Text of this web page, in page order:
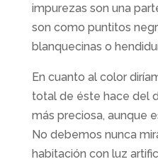
impurezas son una
son como puntitos
blanquecinas o
En cuanto al color
total de éste hace del
más preciosa, aunque
No debemos nunca
habitación con luz